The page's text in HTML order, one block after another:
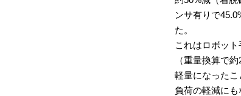
ンサ有りで
た。
これはロボッ
（重量換算で
軽量になったこ
負荷の軽減にも